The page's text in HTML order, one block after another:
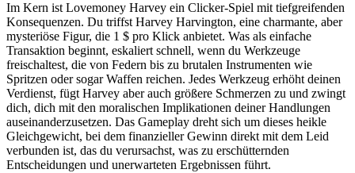
Im Kern ist Lovemoney Harvey ein Clicker-Spiel mit tiefgreifenden
Konsequenzen. Du triffst Harvey Harvington, eine charmante, aber
mysteriöse Figur, die 1 $ pro Klick anbietet. Was als einfache
Transaktion beginnt, eskaliert schnell, wenn du Werkzeuge
freischaltest, die von Federn bis zu brutalen Instrumenten wie
Spritzen oder sogar Waffen reichen. Jedes Werkzeug erhöht deinen
Verdienst, fügt Harvey aber auch größere Schmerzen zu und zwingt
dich, dich mit den moralischen Implikationen deiner Handlungen
auseinanderzusetzen. Das Gameplay dreht sich um dieses heikle
Gleichgewicht, bei dem finanzieller Gewinn direkt mit dem Leid
verbunden ist, das du verursachst, was zu erschütternden
Entscheidungen und unerwarteten Ergebnissen führt.